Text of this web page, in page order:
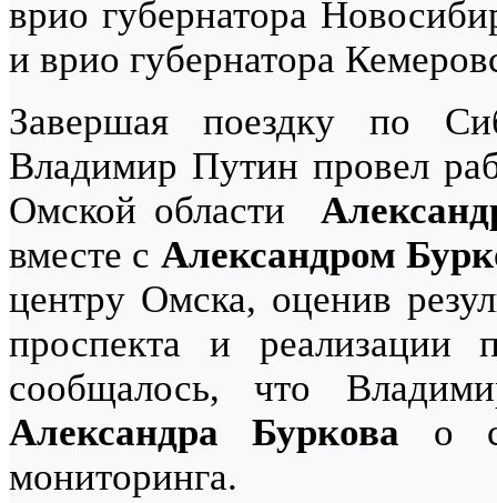
врио губернатора
и врио губернатора
Завершая поездку по
Владимир Путин провел
Омской области
вместе с Александром
центру Омска, оценив
проспекта и реализации
сообщалось, что
Александра Буркова о
мониторинга.